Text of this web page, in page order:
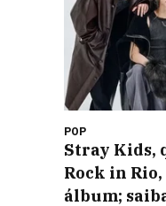
POP
Stray Kids,
Rock in
álbum;